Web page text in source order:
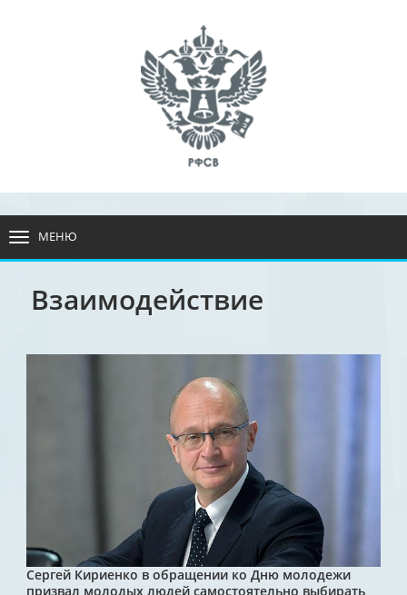
МЕНЮ
Взаимодействие
Сергей Кириенко в обращении ко Дню молодежи
призвал молодых людей самостоятельно выбирать